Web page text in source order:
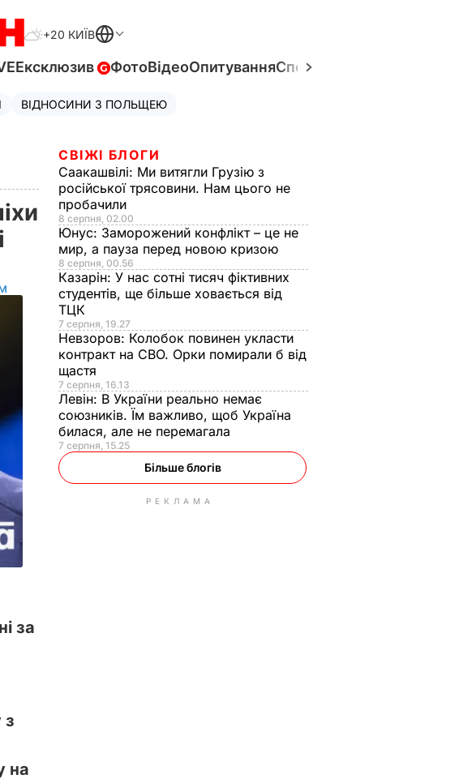
+20 КИЇВ
Ексклюзив ФотоВідеоОпитуванняСпецпроєкти
ВІДНОСИНИ З ПОЛЬЩЕЮ
за
з
на
СВІЖІ БЛОГИ
Саакашвілі: Ми витягли Грузію з
російської трясовини. Нам цього не
пробачили
8 серпня, 02.00
Юнус: Заморожений конфлікт – це не
мир, а пауза перед новою кризою
8 серпня, 00.56
Казарін: У нас сотні тисяч фіктивних
студентів, ще більше ховається від
ТЦК
7 серпня, 19.27
Невзоров: Колобок повинен укласти
контракт на СВО. Орки помирали б від
щастя
7 серпня, 16.13
Левін: В України реально немає
союзників. Їм важливо, щоб Україна
билася, але не перемагала
7 серпня, 15.25
Більше блогів
РЕКЛАМА